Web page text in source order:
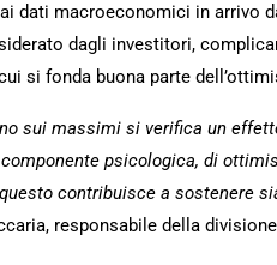
dati macroeconomici in arrivo
dagli investitori,
si fonda buona parte
sui massimi si verifica un
psicologica, di
contribuisce a sostenere
responsabile della